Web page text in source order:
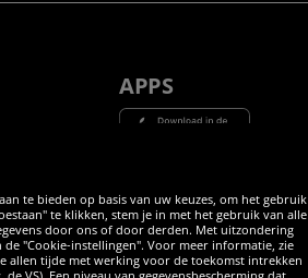
APPS
te bieden op basis van uw keuzes, om het gebruik
te klikken, stem je in met het gebruik van alle
door ons of door derden. Met uitzondering
"Cookie-instellingen". Voor meer informatie, zie
allen tijde met werking voor de toekomst intrekken